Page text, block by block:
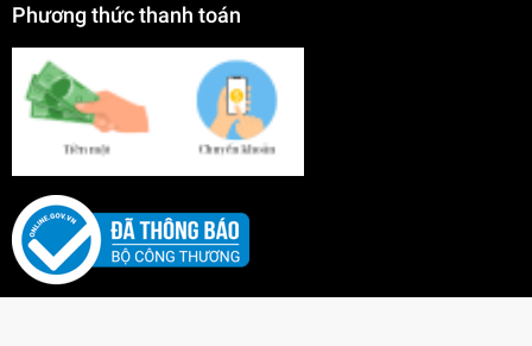
Phương thức thanh toán